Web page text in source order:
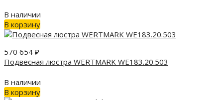
В наличии
В корзину
570 654 ₽
Подвесная люстра WERTMARK WE183.20.503
В наличии
В корзину